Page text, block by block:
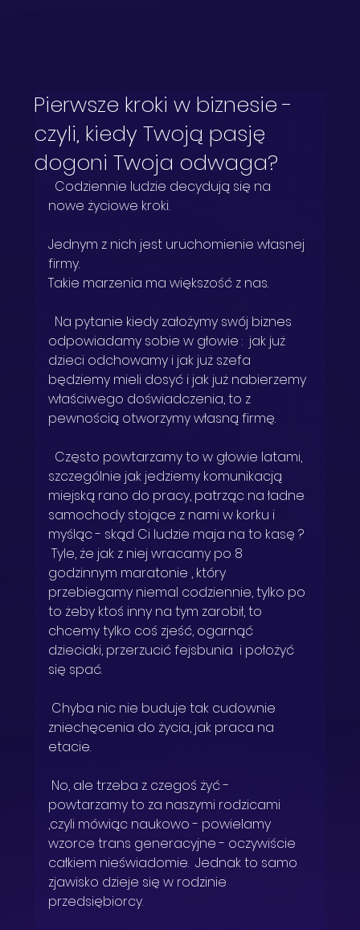
Pierwsze kroki w biznesie -
czyli, kiedy Twoją pasję
dogoni Twoja odwaga?
nowe życiowe kroki.
Jednym z nich jest uruchomienie własnej
firmy.
Takie marzenia ma większość z nas.
odpowiadamy sobie w głowie :  jak już
dzieci odchowamy i jak już szefa
będziemy mieli dosyć i jak już nabierzemy
właściwego doświadczenia, to z
pewnością otworzymy własną firmę.
szczególnie jak jedziemy komunikacją
miejską rano do pracy, patrząc na ładne
samochody stojące z nami w korku i
myśląc - skąd Ci ludzie maja na to kasę ?
Tyle, że jak z niej wracamy po 8
godzinnym maratonie , który
przebiegamy niemal codziennie, tylko po
to żeby ktoś inny na tym zarobił, to
chcemy tylko coś zjeść, ogarnąć
dzieciaki, przerzucić fejsbunia  i położyć
się spać.
zniechęcenia do życia, jak praca na
etacie.
powtarzamy to za naszymi rodzicami
,czyli mówiąc naukowo - powielamy
wzorce trans generacyjne - oczywiście
całkiem nieświadomie.  Jednak to samo
zjawisko dzieje się w rodzinie
przedsiębiorcy.